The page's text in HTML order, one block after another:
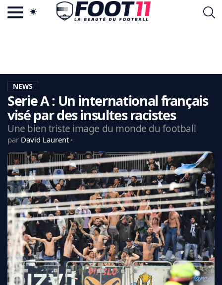
LA CHARTE
VIE PRIVÉE
CGU
CONTACTEZ-NOUS
MERCATO
CDM 2026
EDF
PSG
LIGUE 1
REAL MADRID
FC BARCELONE
MANCHESTER UNITED
CHELSEA
ARSENAL
BAYERN
NEWS
Serie A : Un international français
visé par des insultes racistes
Une bien triste image du monde du football
par David Laurent